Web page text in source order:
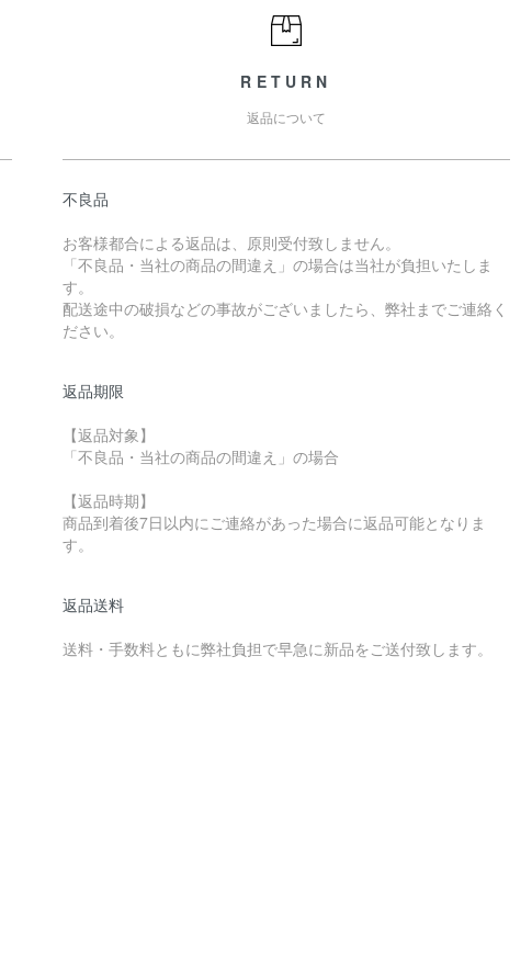
RETURN
返品について
不良品
お客様都合による返品は、原則受付致しません。
「不良品・当社の商品の間違え」の場合は当社が負担いたしま
す。
配送途中の破損などの事故がございましたら、弊社までご連絡く
ださい。
返品期限
【返品対象】
「不良品・当社の商品の間違え」の場合
【返品時期】
商品到着後7日以内にご連絡があった場合に返品可能となりま
す。
返品送料
送料・手数料ともに弊社負担で早急に新品をご送付致します。